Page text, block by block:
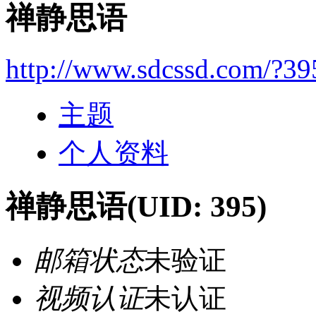
禅静思语
http://www.sdcssd.com/
主题
个人资料
禅静思语(UID: 395)
邮箱状态未验证
视频认证未认证